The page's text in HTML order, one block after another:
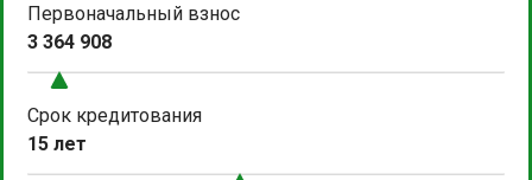
Первоначальный взнос
3 364 908
Срок кредитования
15 лет